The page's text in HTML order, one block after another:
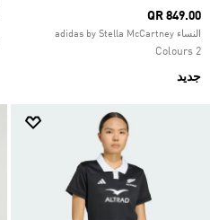
QR 849.00
النساء adidas by Stella McCartney
2 Colours
جديد